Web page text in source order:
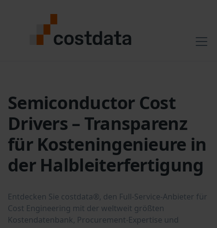
Semiconductor Cost
Drivers – Transparenz
für Kosteningenieure in
der Halbleiterfertigung
Entdecken Sie costdata®, den Full-Service-Anbieter für
Cost Engineering mit der weltweit größten
Kostendatenbank, Procurement-Expertise und